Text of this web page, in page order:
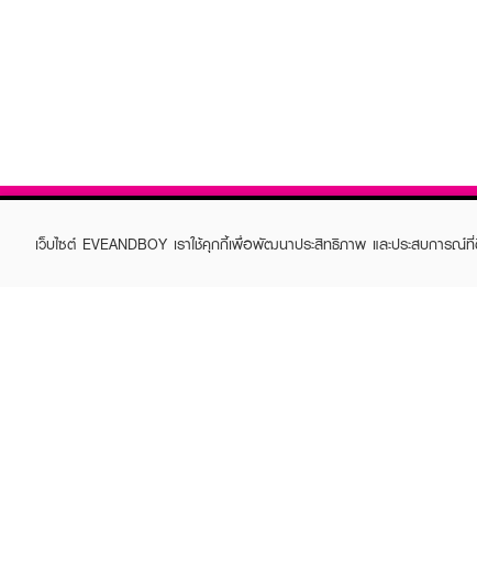
เว็บไซต์ EVEANDBOY เราใช้คุกกี้เพื่อพัฒนาประสิทธิภาพ และประสบการ